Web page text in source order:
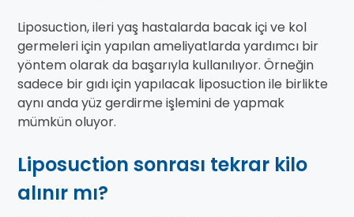
Liposuction, ileri yaş hastalarda bacak içi ve kol
germeleri için yapılan ameliyatlarda yardımcı bir
yöntem olarak da başarıyla kullanılıyor. Örneğin
sadece bir gıdı için yapılacak liposuction ile birlikte
aynı anda yüz gerdirme işlemini de yapmak
mümkün oluyor.
Liposuction sonrası tekrar kilo
alınır mı?